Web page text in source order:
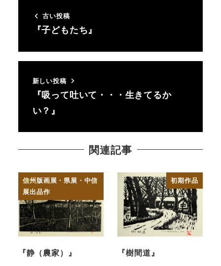
古い投稿
『子どもたち』
新しい投稿
『吸って吐いて・・・生きてるか
い？』
関連記事
信州版画展・県展・中信
展出品作
『静（農家）』
初期作品
『樹間道』